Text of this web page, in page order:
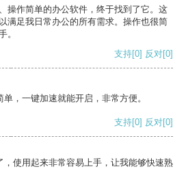
操作简单的办公软件，终于找到了它。这
满足我日常办公的所有需求。操作也很简
。
支持[0] 反对[0]
，一键加速就能开启，非常方便。
支持[0] 反对[0]
，使用起来非常容易上手，让我能够快速熟